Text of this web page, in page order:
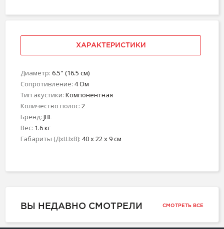
ХАРАКТЕРИСТИКИ
Диаметр: 6.5" (16.5 см)
Сопротивление: 4 Ом
Тип акустики: Компонентная
Количество полос: 2
Бренд: JBL
Вес: 1.6 кг
Габариты (ДхШхВ): 40 x 22 x 9 см
ВЫ НЕДАВНО СМОТРЕЛИ СМОТРЕТЬ ВСЕ